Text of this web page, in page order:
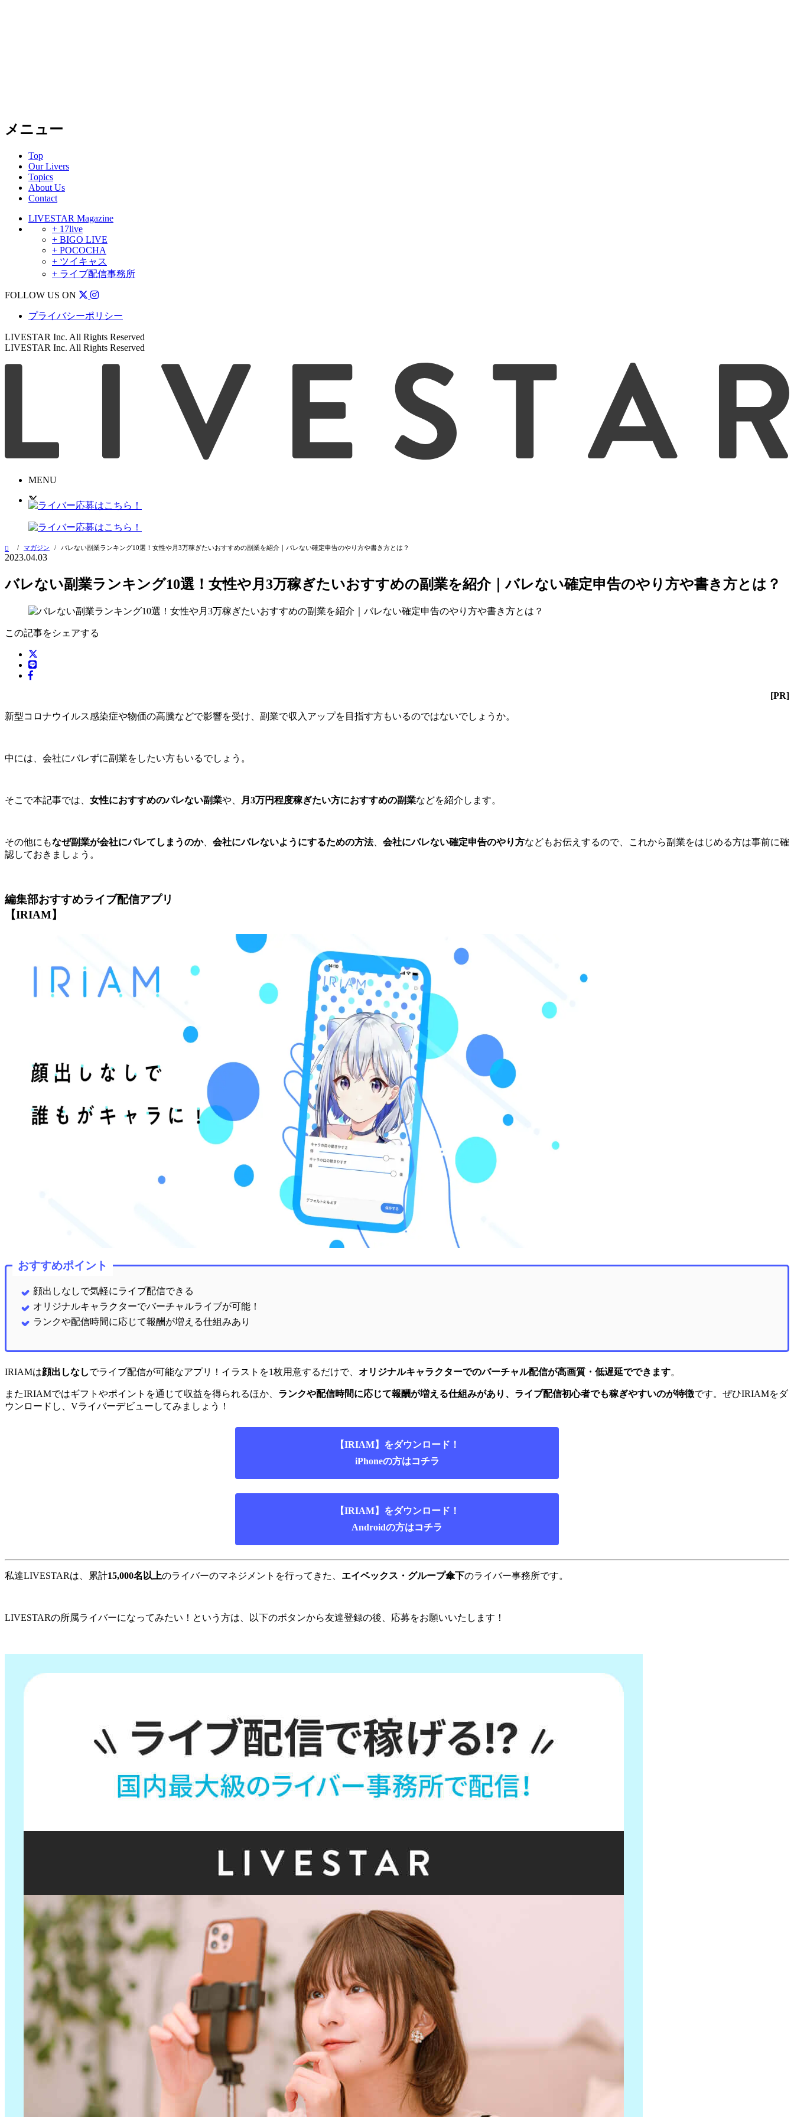
メニュー
Top
Our Livers
Topics
About Us
Contact
LIVESTAR Magazine
+ 17live
+ BIGO LIVE
+ POCOCHA
+ ツイキャス
+ ライブ配信事務所
FOLLOW US ON
プライバシーポリシー
LIVESTAR Inc. All Rights Reserved
LIVESTAR Inc. All Rights Reserved
MENU
マガジン バレない副業ランキング10選！女性や月3万稼ぎたいおすすめの副業を紹介｜バレない確定申告のやり方や書き方とは？
2023.04.03
バレない副業ランキング10選！女性や月3万稼ぎたいおすすめの副業を紹介｜バレない確定申告のやり方や書き方とは？
この記事をシェアする
[PR]
新型コロナウイルス感染症や物価の高騰などで影響を受け、副業で収入アップを目指す方もいるのではないでしょうか。
中には、会社にバレずに副業をしたい方もいるでしょう。
そこで本記事では、 女性におすすめのバレない副業や、 月3万円程度稼ぎたい方におすすめの副業などを紹介します。
その他にもなぜ副業が会社にバレてしまうのか、 会社にバレないようにするための方法、 会社にバレない確定申告のやり方などもお伝えするので、これから副業をはじめる方は事前に確
認しておきましょう。
編集部おすすめライブ配信アプリ
【IRIAM】
おすすめポイント
顔出しなしで気軽にライブ配信できる
オリジナルキャラクターでバーチャルライブが可能！
ランクや配信時間に応じて報酬が増える仕組みあり
IRIAMは顔出しなしでライブ配信が可能なアプリ！イラストを1枚用意するだけで、 オリジナルキャラクターでのバーチャル配信が高画質・低遅延でできます。
またIRIAMではギフトやポイントを通じて収益を得られるほか、 ランクや配信時間に応じて報酬が増える仕組みがあり、ライブ配信初心者でも稼ぎやすいのが特徴です。ぜひIRIAMをダ
ウンロードし、Vライバーデビューしてみましょう！
【IRIAM】をダウンロード！
iPhoneの方はコチラ
【IRIAM】をダウンロード！
Androidの方はコチラ
私達LIVESTARは、累計15,000名以上のライバーのマネジメントを行ってきた、 エイベックス・グループ傘下のライバー事務所です。
LIVESTARの所属ライバーになってみたい！という方は、以下のボタンから友達登録の後、応募をお願いいたします！